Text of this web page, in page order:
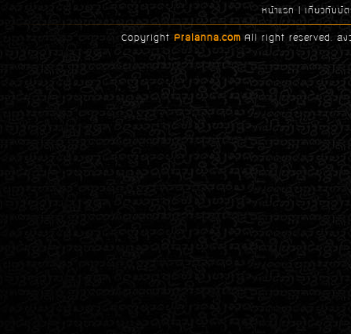
หน้าแรก เกี่ยวกับบั
Copyright Pralanna.comAll right reserved. สง